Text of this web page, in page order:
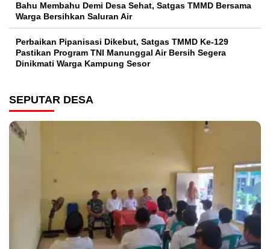
Bahu Membahu Demi Desa Sehat, Satgas TMMD Bersama
Warga Bersihkan Saluran Air
Perbaikan Pipanisasi Dikebut, Satgas TMMD Ke-129
Pastikan Program TNI Manunggal Air Bersih Segera
Dinikmati Warga Kampung Sesor
SEPUTAR DESA